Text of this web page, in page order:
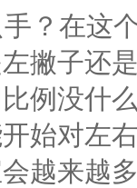
？在这
撇子还
例没什
始对左
越来越